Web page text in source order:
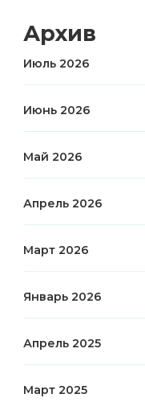
Архив
Июль 2026
Июнь 2026
Май 2026
Апрель 2026
Март 2026
Январь 2026
Апрель 2025
Март 2025